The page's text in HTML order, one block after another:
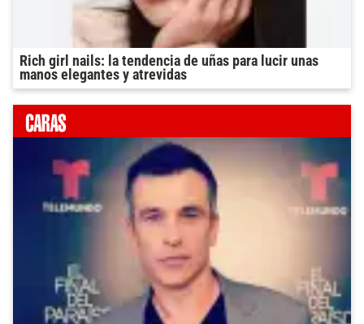
Rich girl nails: la tendencia de uñas para lucir unas
manos elegantes y atrevidas